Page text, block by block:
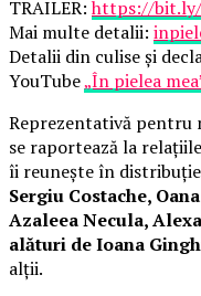
TRAILER:https://bit.ly/
Mai multe detalii:
Detalii din culise și
YouTube„În pielea
Reprezentativă
se raportează la
îi reunește în
Sergiu Costache,
Azaleea Necula,
alături de Ioana
alții.